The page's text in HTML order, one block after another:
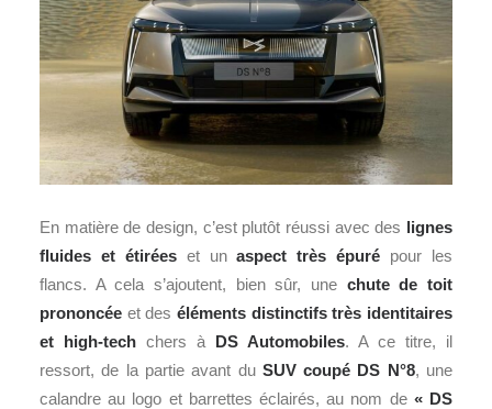
En matière de design, c’est plutôt réussi avec des lignes
fluides et étirées et unaspect très épuré pour les
flancs. A cela s’ajoutent, bien sûr, une chute de toit
prononcée et des éléments distinctifs très identitaires
et high-tech chers à DS Automobiles. A ce titre, il
ressort, de la partie avant du SUV coupé DS N°8, une
calandre au logo et barrettes éclairés, au nom de « DS